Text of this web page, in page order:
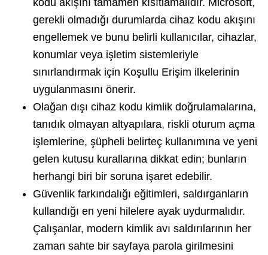
kodu akışını tamamen kısıtlamalıdır. Microsoft,
gerekli olmadığı durumlarda cihaz kodu akışını
engellemek ve bunu belirli kullanıcılar, cihazlar,
konumlar veya işletim sistemleriyle
sınırlandırmak için Koşullu Erişim ilkelerinin
uygulanmasını önerir.
Olağan dışı cihaz kodu kimlik doğrulamalarına,
tanıdık olmayan altyapılara, riskli oturum açma
işlemlerine, şüpheli belirteç kullanımına ve yeni
gelen kutusu kurallarına dikkat edin; bunların
herhangi biri bir soruna işaret edebilir.
Güvenlik farkındalığı eğitimleri, saldırganların
kullandığı en yeni hilelere ayak uydurmalıdır.
Çalışanlar, modern kimlik avı saldırılarının her
zaman sahte bir sayfaya parola girilmesini